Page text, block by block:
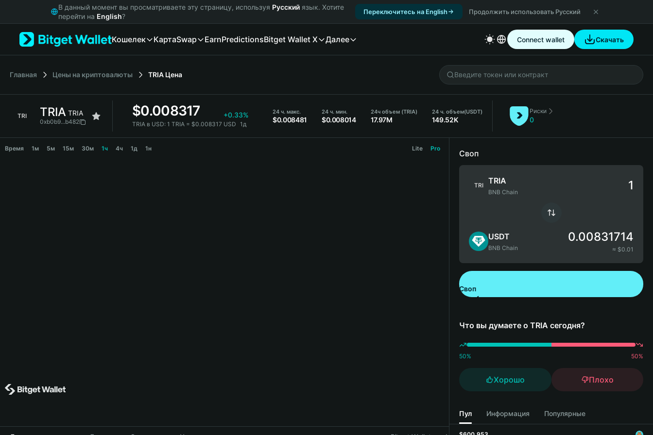
Русский
Italiano
Bahasa Indonesia
В данный момент вы просматриваете эту страницу, используя Русский язык. Хотите
перейти на English?
Переключитесь на English Продолжить использовать Русский
Кошелек КартаSwap EarnPredictionsBitget Wallet X Далее Connect wallet Скачать
Главная Цены на криптовалюты TRIA Цена
TRI TRIA TRIA
0xb0b9...b482
$0.008317 +0.33%
TRIA в USD: 1 TRIA = $0.008317 USD 1д
24 ч. макс.
$0.008481
24 ч. мин.
$0.008014
24ч объем (TRIA)
17.97M
24 ч. объем(USDT)
149.52K
Риски
0
Время 1м 5м 15м 30м 1ч 4ч 1д 1н Lite Pro
Своп
TRI TRIA
BNB Chain
USDT
BNB Chain
0.00831714
≈ $0.01
Своп
Что вы думаете о TRIA сегодня?
50% 50%
Хорошо Плохо
Пул Информация Популярные